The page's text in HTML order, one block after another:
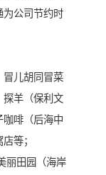
为公司节约时
冒儿胡同冒菜
探羊（保利文
啡（后海中
等；
丽田园（海岸